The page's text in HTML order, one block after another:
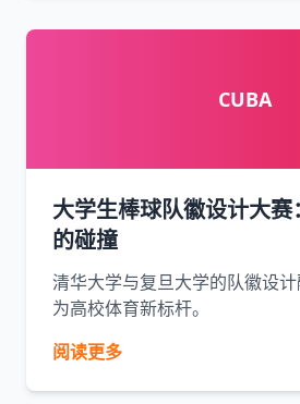
CUBA
大学生棒球队徽设计大
的碰撞
清华大学与复旦大学的队徽设
为高校体育新标杆。
阅读更多